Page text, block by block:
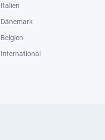
Italien
Dänemark
Belgien
International